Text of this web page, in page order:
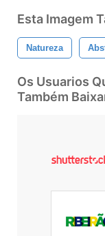
Esta Imagem
Natureza
Os Usuarios
Também